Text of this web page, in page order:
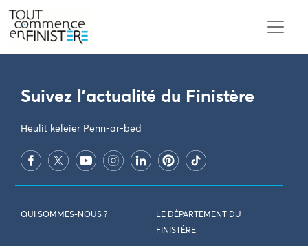
PARAMÈTRES DES COOKIES
Suivez l'actualité du Finistère
Heulit keleier Penn-ar-bed
QUI SOMMES-NOUS ?
LE DÉPARTEMENT DU
FINISTÈRE